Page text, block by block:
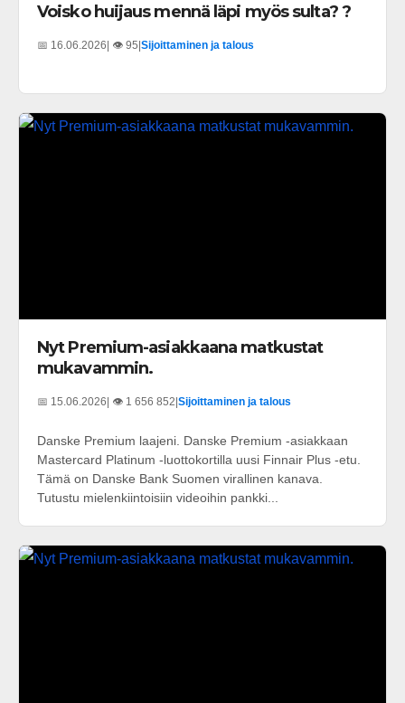
Voisko huijaus mennä läpi myös sulta? ?
📅 16.06.2026| 👁️ 95|Sijoittaminen ja talous
Nyt Premium-asiakkaana matkustat
mukavammin.
📅 15.06.2026 | 👁️ 1 656 852 Sijoittaminen ja talous
Danske Premium laajeni. Danske Premium -asiakkaan
Mastercard Platinum -luottokortilla uusi Finnair Plus -etu.
Tämä on Danske Bank Suomen virallinen kanava.
Tutustu mielenkiintoisiin videoihin pankki...